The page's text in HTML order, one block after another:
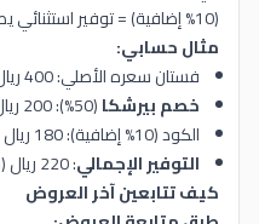
(10% إضافية) = توفير استثنائي يصل لـ 55% من السعر الأصلي.
مثال حسابي:
فستان سعره الأصلي: 400 ريال
خصم بيرشكا(50%): 200 ريال
الكود (10% إضافية): 180 ريال
التوفير الإجمالي: 220 ريال (55%)
كيف تتابعين آخر العروض